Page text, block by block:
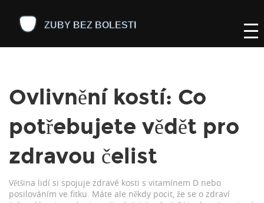
Ovlivnění kostí: Co
potřebujete vědět pro
zdravou čelist
Většina lidí si spojuje zdravé kosti s vitamínem D nebo
posilováním ve fitku. Máte ale někdy pocit, že se o zdraví